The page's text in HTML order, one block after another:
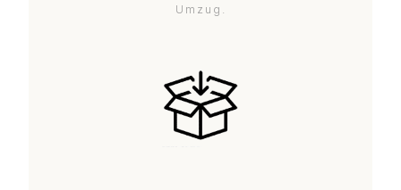
Umzug.